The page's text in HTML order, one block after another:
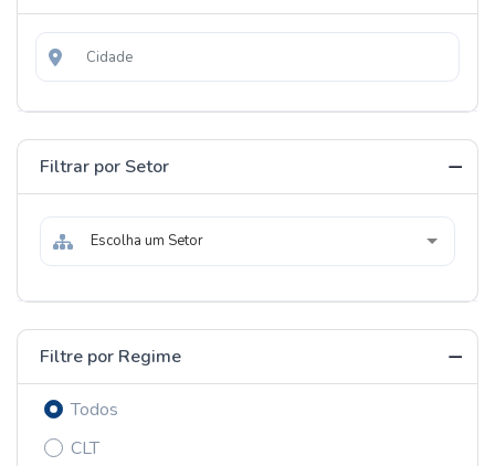
Filtrar por Setor
Escolha um Setor
Filtre por Regime
Todos
CLT